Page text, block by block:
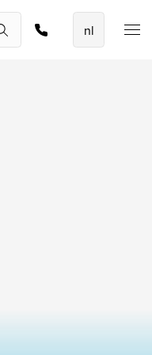
De beste
Offerte aanvragen